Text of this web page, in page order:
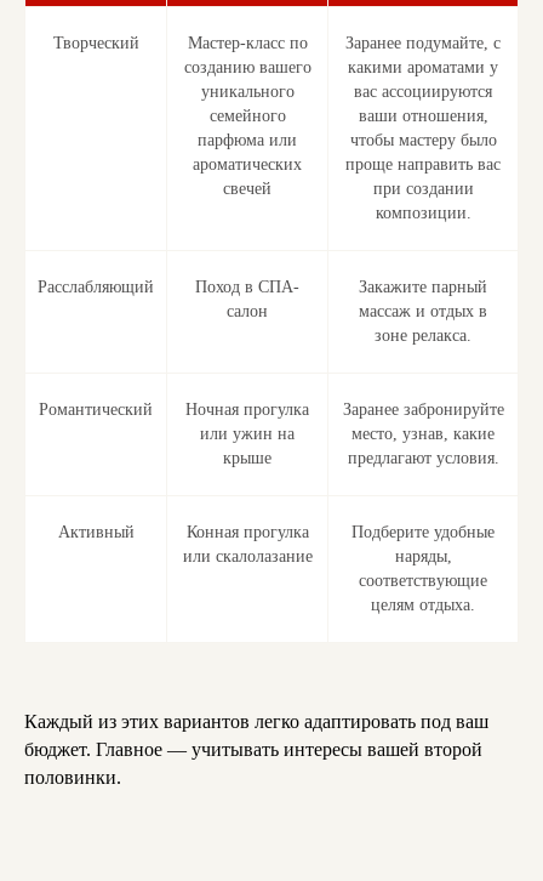
Творческий
Мастер-класс по
созданию вашего
уникального
семейного
парфюма или
ароматических
свечей
Заранее подумайте, с
какими ароматами у
вас ассоциируются
ваши отношения,
чтобы мастеру было
проще направить вас
при создании
композиции.
Расслабляющий
Поход в СПА-
салон
Закажите парный
массаж и отдых в
зоне релакса.
Романтический
Ночная прогулка
или ужин на
крыше
Заранее забронируйте
место, узнав, какие
предлагают условия.
Активный
Конная прогулка
или скалолазание
Подберите удобные
наряды,
соответствующие
целям отдыха.
Каждый из этих вариантов легко адаптировать под ваш
бюджет. Главное — учитывать интересы вашей второй
половинки.